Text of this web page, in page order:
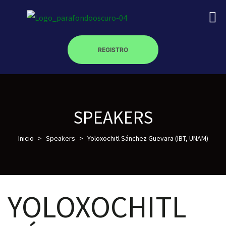
REGISTRO
SPEAKERS
Inicio > Speakers > Yoloxochitl Sánchez Guevara (IBT, UNAM)
YOLOXOCHITL
–
óptica –